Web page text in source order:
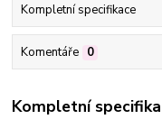
Kompletní specifikace
Komentáře 0
Kompletní